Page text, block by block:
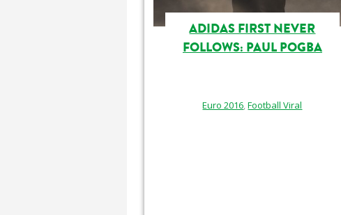
ADIDAS FIRST NEVER
FOLLOWS: PAUL POGBA
Euro 2016,Football Viral